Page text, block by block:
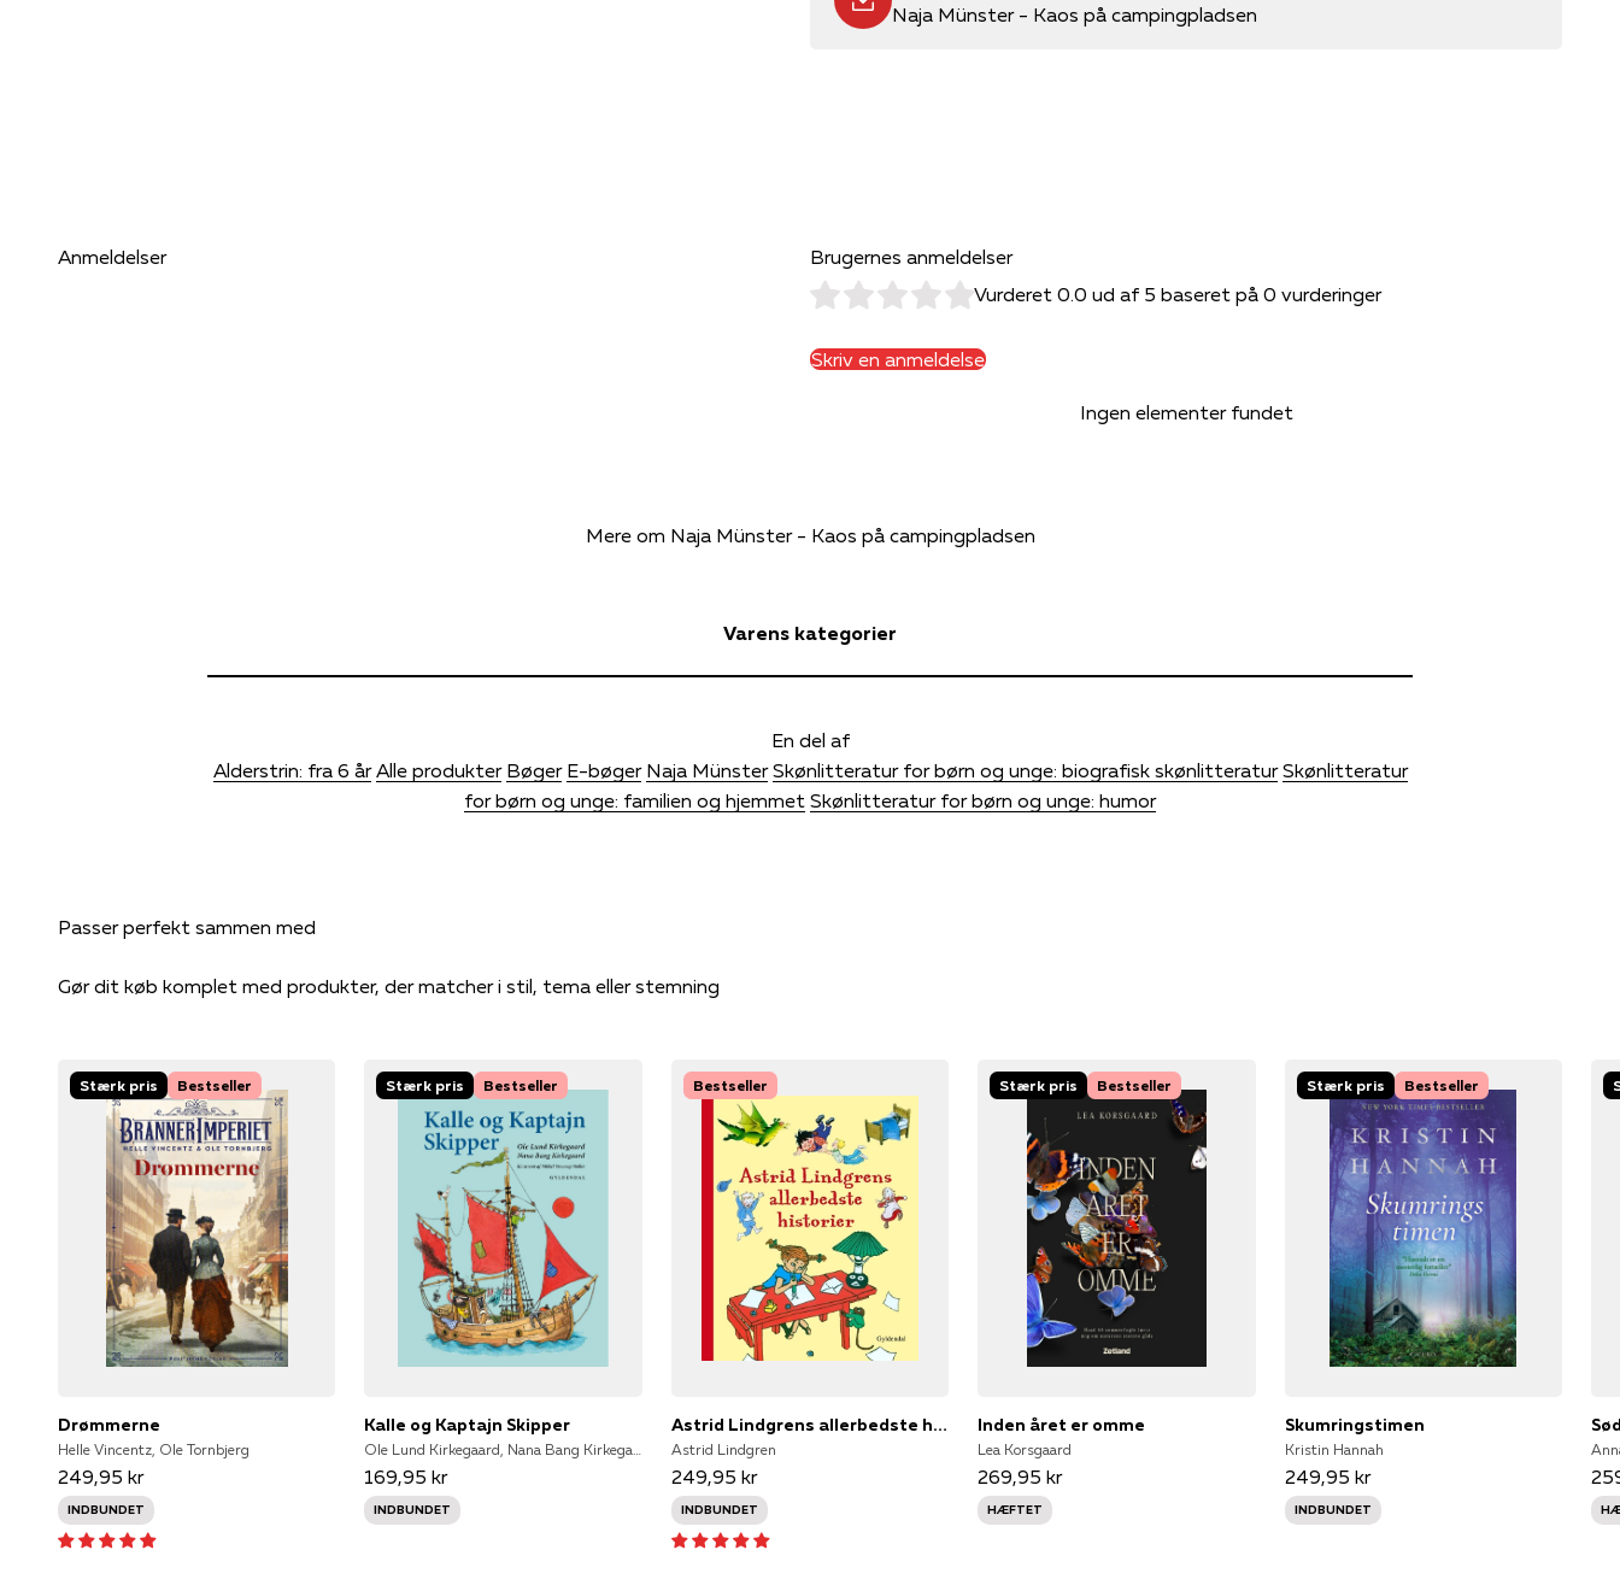
Naja Münster - Kaos på campingpladsen
Anmeldelser
Brugernes anmeldelser
Vurderet 0.0 ud af 5 baseret på 0 vurderinger
Skriv en anmeldelse
Ingen elementer fundet
Mere om Naja Münster - Kaos på campingpladsen
Varens kategorier
En del af
Alderstrin: fra 6 år Alle produkter Bøger E-bøger Naja Münster Skønlitteratur for børn og unge: biografisk skønlitteratur Skønlitteratur
for børn og unge: familien og hjemmet Skønlitteratur for børn og unge: humor
Gør dit køb komplet med produkter, der matcher i stil, tema eller stemning
Stærk pris Bestseller
Drømmerne
Helle Vincentz, Ole Tornbjerg
249,95 kr
INDBUNDET
Stærk pris Bestseller
Kalle og Kaptajn Skipper
169,95 kr
INDBUNDET
Bestseller
Astrid Lindgrens allerbedste historier
Astrid Lindgren
249,95 kr
INDBUNDET
Stærk pris Bestseller
Inden året er omme
Lea Korsgaard
269,95 kr
HÆFTET
Stærk pris Bestseller
Skumringstimen
Kristin Hannah
249,95 kr
INDBUNDET